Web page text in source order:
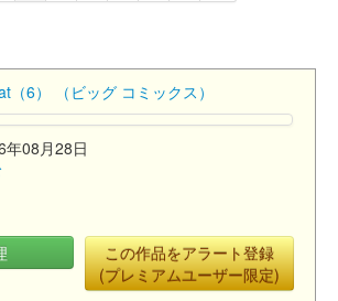
（6） （ビッグ コミックス）
年08月28日
この作品をアラート登録
(プレミアムユーザー限定)